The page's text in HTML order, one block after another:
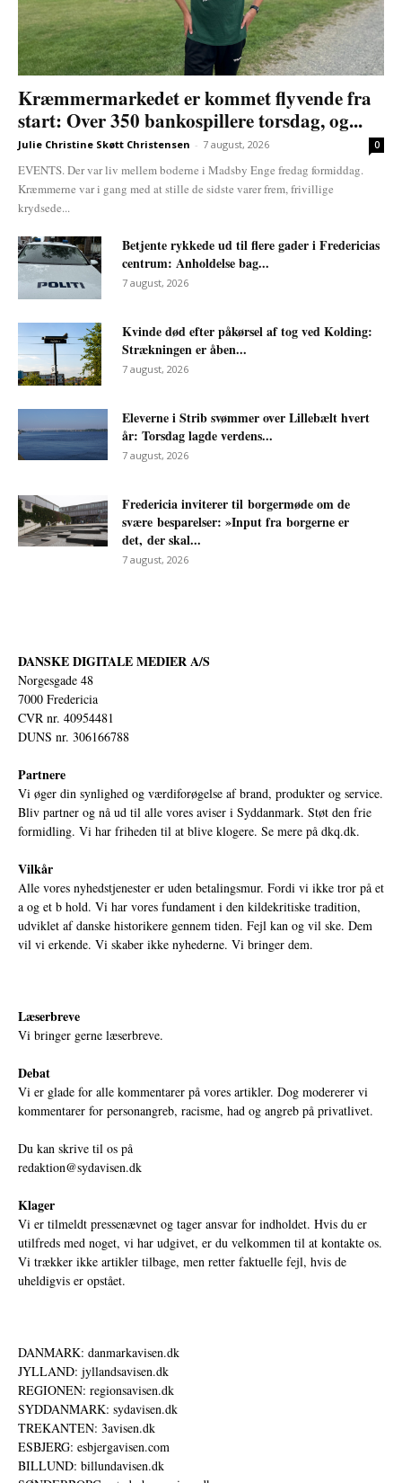
Kræmmermarkedet er kommet flyvende fra
start: Over 350 bankospillere torsdag, og...
Julie Christine Skøtt Christensen - 7 august, 2026 0
EVENTS. Der var liv mellem boderne i Madsby Enge fredag formiddag.
Kræmmerne var i gang med at stille de sidste varer frem, frivillige
krydsede...
Betjente rykkede ud til flere gader i Fredericias
centrum: Anholdelse bag...
7 august, 2026
Kvinde død efter påkørsel af tog ved Kolding:
Strækningen er åben...
7 august, 2026
Eleverne i Strib svømmer over Lillebælt hvert
år: Torsdag lagde verdens...
7 august, 2026
Fredericia inviterer til borgermøde om de
svære besparelser: »Input fra borgerne er
det, der skal...
7 august, 2026
DANSKE DIGITALE MEDIER A/S
Norgesgade 48
7000 Fredericia
CVR nr. 40954481
DUNS nr. 306166788
Partnere
Vi øger din synlighed og værdiforøgelse af brand, produkter og service.
Bliv partner og nå ud til alle vores aviser i Syddanmark. Støt den frie
formidling. Vi har friheden til at blive klogere. Se mere på dkq.dk.
Vilkår
Alle vores nyhedstjenester er uden betalingsmur. Fordi vi ikke tror på et
a og et b hold. Vi har vores fundament i den kildekritiske tradition,
udviklet af danske historikere gennem tiden. Fejl kan og vil ske. Dem
vil vi erkende. Vi skaber ikke nyhederne. Vi bringer dem.
Læserbreve
Vi bringer gerne læserbreve.
Debat
Vi er glade for alle kommentarer på vores artikler. Dog modererer vi
kommentarer for personangreb, racisme, had og angreb på privatlivet.
Du kan skrive til os på
redaktion@sydavisen.dk
Klager
Vi er tilmeldt pressenævnet og tager ansvar for indholdet. Hvis du er
utilfreds med noget, vi har udgivet, er du velkommen til at kontakte os.
Vi trækker ikke artikler tilbage, men retter faktuelle fejl, hvis de
uheldigvis er opstået.
DANMARK: danmarkavisen.dk
JYLLAND: jyllandsavisen.dk
REGIONEN: regionsavisen.dk
SYDDANMARK: sydavisen.dk
TREKANTEN: 3avisen.dk
ESBJERG: esbjergavisen.com
BILLUND: billundavisen.dk